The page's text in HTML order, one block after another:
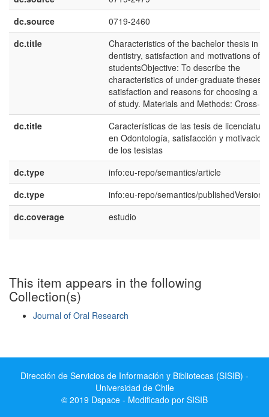
dc.source
0719-2460
dc.title
Characteristics of the bachelor thesis in
dentistry, satisfaction and motivations of
studentsObjective: To describe the
characteristics of under-graduate theses,
satisfaction and reasons for choosing a
of study. Materials and Methods: Cross-
dc.title
Características de las tesis de licenciatura
en Odontología, satisfacción y
de los tesistas
dc.type
info:eu-repo/semantics/article
dc.type
info:eu-repo/semantics/publishedVersion
dc.coverage
estudio
This item appears in the following
Collection(s)
Journal of Oral Research
Dirección de Servicios de Información y Bibliotecas (SISIB) -
Universidad de Chile
© 2019 Dspace - Modificado por SISIB